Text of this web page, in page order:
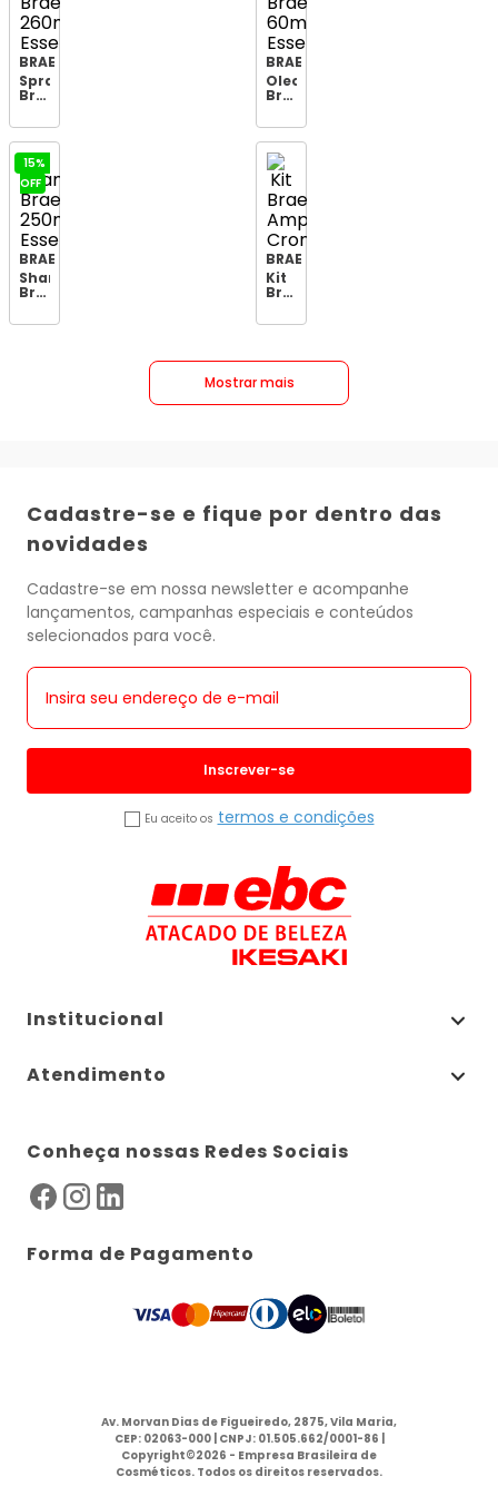
200g
BRAE
Spray
Brae
Essential
BRAE
Oleo
Brae
Essential
15%
OFF
BRAE
Shampoo
Brae
Essential
BRAE
Kit
Brae
Cronog.cap.repair
Mostrar mais
Cadastre-se e fique por dentro das
novidades
Cadastre-se em nossa newsletter e acompanhe
lançamentos, campanhas especiais e conteúdos
selecionados para você.
Inscrever-se
Eu aceito os termos e condições
Institucional
Atendimento
Conheça nossas Redes Sociais
Forma de Pagamento
Av. Morvan Dias de Figueiredo, 2875, Vila Maria,
CEP: 02063-000 | CNPJ: 01.505.662/0001-86 |
Copyright©2026 - Empresa Brasileira de
Cosméticos. Todos os direitos reservados.